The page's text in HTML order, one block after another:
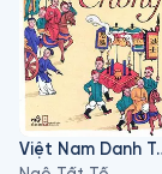
Việt